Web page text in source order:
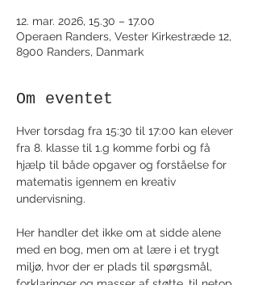
12. mar. 2026, 15.30 – 17.00
Operaen Randers, Vester Kirkestræde 12,
8900 Randers, Danmark
Om eventet
Hver torsdag fra 15:30 til 17:00 kan elever
fra 8. klasse til 1.g komme forbi og få
hjælp til både opgaver og forståelse for
matematis igennem en kreativ
undervisning.
Her handler det ikke om at sidde alene
med en bog, men om at lære i et trygt
miljø, hvor der er plads til spørgsmål,